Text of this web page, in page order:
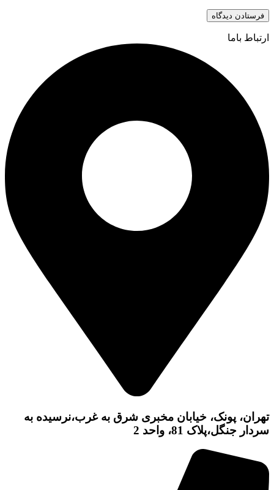
ارتباط باما
تهران، پونک، خیابان مخبری شرق به غرب،نرسیده به
سردار جنگل،پلاک 81، واحد 2